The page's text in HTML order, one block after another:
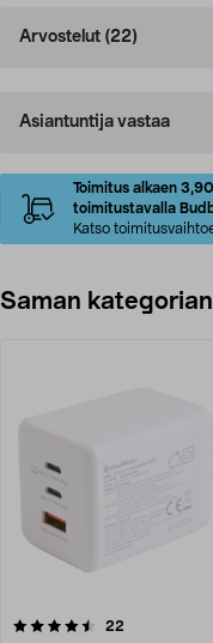
Arvostelut (22)
Asiantuntija vastaa
Toimitus alkaen
toimitustavalla
Katso
Saman
22
4.5 viidestä